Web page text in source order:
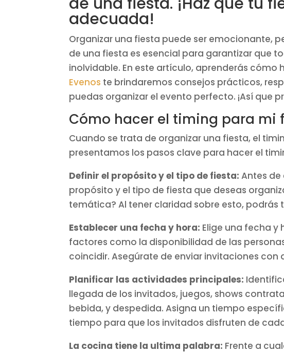
adecuada!
Organizar una fiesta puede ser emocionante,
de una fiesta es esencial para garantizar que
inolvidable. En este artículo, aprenderás
Evenos te brindaremos consejos prácticos,
puedas organizar el evento perfecto. ¡Así que
Cómo hacer el timing para mi
Cuando se trata de organizar una fiesta, el
presentamos los pasos clave para hacer el
Definir el propósito y el tipo de fiesta: Antes
propósito y el tipo de fiesta que deseas
temática? Al tener claridad sobre esto,
Establecer una fecha y hora: Elige una fecha
factores como la disponibilidad de las
coincidir. Asegúrate de enviar invitaciones
Planificar las actividades principales:
llegada de los invitados, juegos, shows
bebida, y despedida. Asigna un tiempo
tiempo para que los invitados disfruten de
La cocina tiene la ultima palabra: Frente a